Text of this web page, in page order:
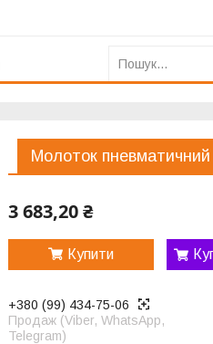
Молоток
3 683,20 ₴
Купити
+380 (99) 434-75-06
Продаж (Viber, WhatsApp,
Telegram)